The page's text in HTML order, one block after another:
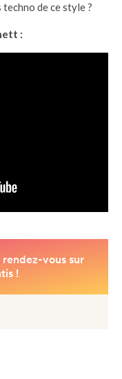
de ce style ?
: